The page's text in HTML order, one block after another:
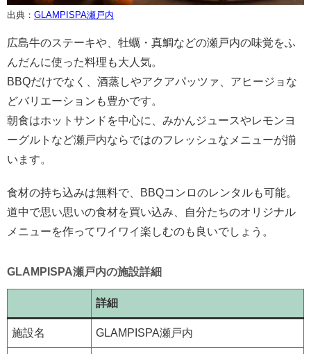
出典： GLAMPISPA瀬戸内
広島牛のステーキや、牡蠣・真鯛などの瀬戸内の味覚をふ
んだんに使った料理も大人気。
BBQだけでなく、酒蒸しやアクアパッツァ、アヒージョな
どバリエーションも豊かです。
朝食はホットサンドを中心に、みかんジュースやレモンヨ
ーグルトなど瀬戸内ならではのフレッシュなメニューが揃
います。
食材の持ち込みは無料で、BBQコンロのレンタルも可能。
道中で思い思いの食材を買い込み、自分たちのオリジナル
メニューを作ってワイワイ楽しむのも良いでしょう。
GLAMPISPA瀬戸内の施設詳細
詳細
施設名 GLAMPISPA瀬戸内